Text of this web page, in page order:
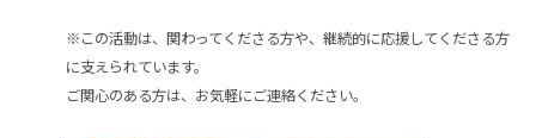
※この活動は、関わってくださる方や、継続的に応援してくださる方
に支えられています。
ご関心のある方は、お気軽にご連絡ください。